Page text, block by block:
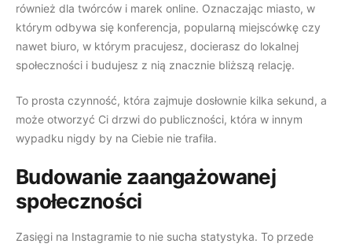
również dla twórców i marek online. Oznaczając miasto, w
którym odbywa się konferencja, popularną miejscówkę czy
nawet biuro, w którym pracujesz, docierasz do lokalnej
społeczności i budujesz z nią znacznie bliższą relację.
To prosta czynność, która zajmuje dosłownie kilka sekund, a
może otworzyć Ci drzwi do publiczności, która w innym
wypadku nigdy by na Ciebie nie trafiła.
Budowanie zaangażowanej
społeczności
Zasięgi na Instagramie to nie sucha statystyka. To przede